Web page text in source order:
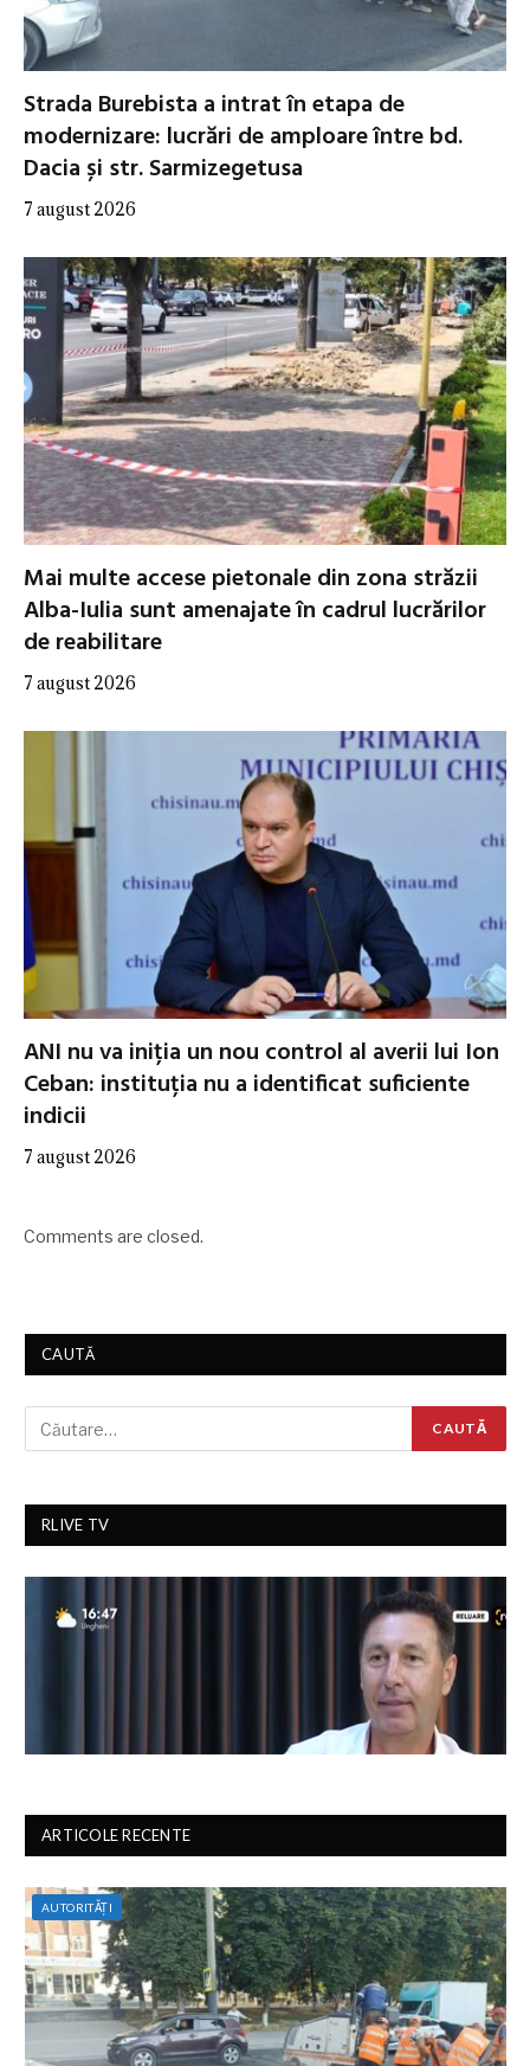
Strada Burebista a intrat în etapa de
modernizare: lucrări de amploare între bd.
Dacia și str. Sarmizegetusa
7 august 2026
Mai multe accese pietonale din zona străzii
Alba-Iulia sunt amenajate în cadrul lucrărilor
de reabilitare
7 august 2026
ANI nu va iniția un nou control al averii lui Ion
Ceban: instituția nu a identificat suficiente
indicii
7 august 2026
Comments are closed.
CAUTĂ
RLIVE TV
ARTICOLE RECENTE
AUTORITĂȚI